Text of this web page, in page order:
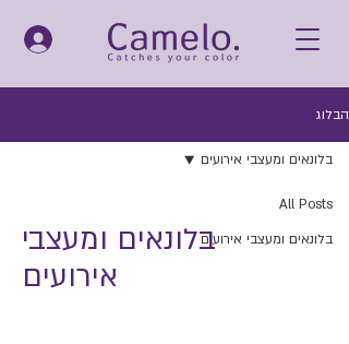
הבלוג
All Posts
בלונאים ומעצבי אירועים
בלונאים ומעצבי אירועים
בלונאים ומעצבי
אירועים